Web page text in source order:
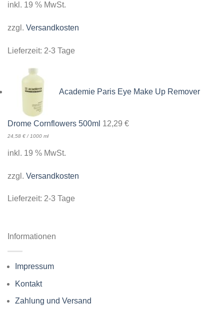
inkl. 19 % MwSt.
zzgl. Versandkosten
Lieferzeit: 2-3 Tage
Academie Paris Eye Make Up Remover
Drome Cornflowers 500ml 12,29 €
24,58 € / 1000 ml
inkl. 19 % MwSt.
zzgl. Versandkosten
Lieferzeit: 2-3 Tage
Informationen
Impressum
Kontakt
Zahlung und Versand